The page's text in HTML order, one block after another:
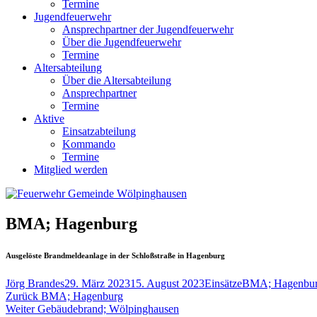
Termine
Jugendfeuerwehr
Ansprechpartner der Jugendfeuerwehr
Über die Jugendfeuerwehr
Termine
Altersabteilung
Über die Altersabteilung
Ansprechpartner
Termine
Aktive
Einsatzabteilung
Kommando
Termine
Mitglied werden
BMA; Hagenburg
Ausgelöste Brandmeldeanlage in der Schloßstraße in Hagenburg
Autor
Jörg BrandesVeröffentlicht
am
29. März 202315. August 2023Kategorien
EinsätzeSchlagwörter
BMA;
Beitragsnavigation
Zurück Vorheriger
Beitrag:
BMA; Hagenburg
Weiter Nächster
Gebäudebrand; Wölpinghausen